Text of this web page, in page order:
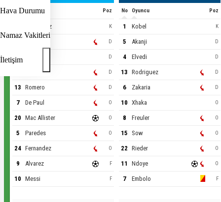
Hava Durumu
Namaz Vakitleri
İletişim
No Oyuncu Poz
E.Martinez K
D
6 D
Tagliafico D
13 Romero D
7 De Paul O
20 Mac Allister O
5 Paredes O
24 Fernandez O
9 Alvarez F
10 Messi F
No Oyuncu Poz
1 Kobel K
5 Akanji D
4 Elvedi D
13 Rodriguez D
6 Zakaria D
10 Xhaka O
8 Freuler O
15 Sow O
22 Rieder O
11 Ndoye O
7 Embolo F